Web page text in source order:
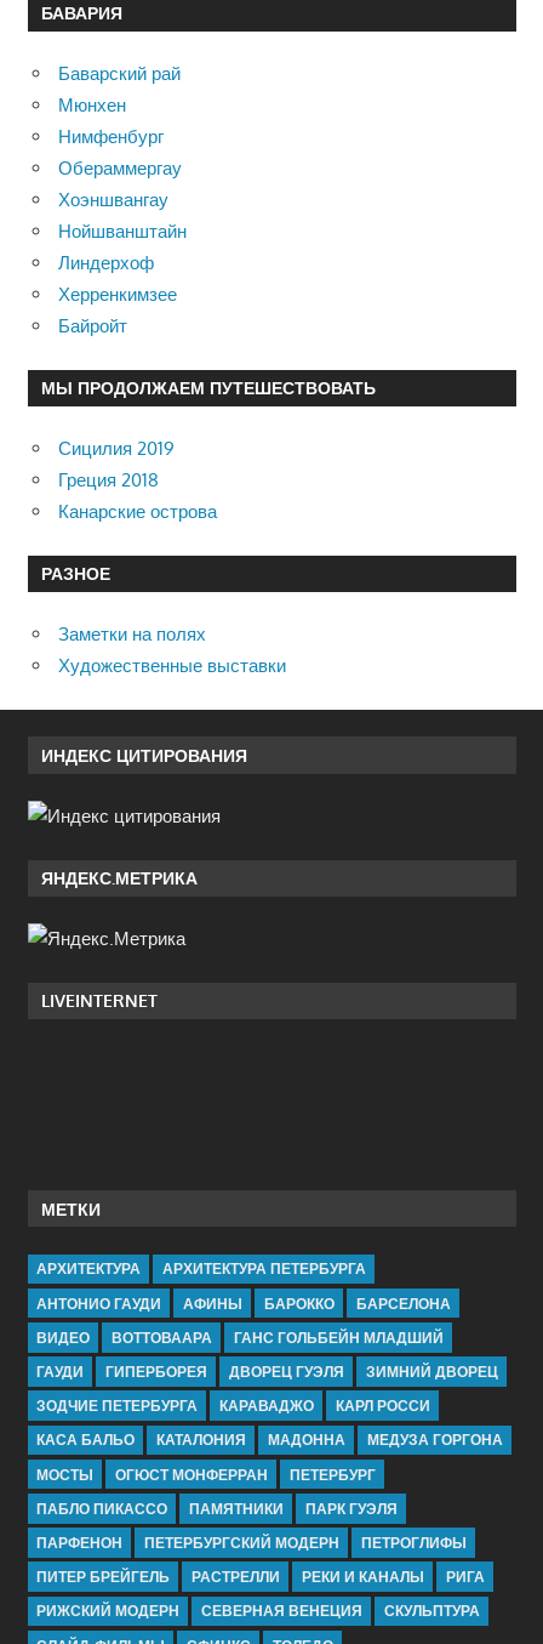
БАВАРИЯ
Баварский рай
Мюнхен
Нимфенбург
Обераммергау
Хоэншвангау
Нойшванштайн
Линдерхоф
Херренкимзее
Байройт
МЫ ПРОДОЛЖАЕМ ПУТЕШЕСТВОВАТЬ
Сицилия 2019
Греция 2018
Канарские острова
РАЗНОЕ
Заметки на полях
Художественные выставки
ИНДЕКС ЦИТИРОВАНИЯ
ЯНДЕКС.МЕТРИКА
LIVEINTERNET
МЕТКИ
АРХИТЕКТУРА
АРХИТЕКТУРА ПЕТЕРБУРГА
АНТОНИО ГАУДИ
АФИНЫ БАРОККО
БАРСЕЛОНА
ВИДЕО
ВОТТОВААРА
ГАНС ГОЛЬБЕЙН МЛАДШИЙ
ГАУДИ
ГИПЕРБОРЕЯ ДВОРЕЦ ГУЭЛЯ
ЗИМНИЙ ДВОРЕЦ
ЗОДЧИЕ ПЕТЕРБУРГА
КАРАВАДЖО
КАРЛ РОССИ
КАСА БАЛЬО
КАТАЛОНИЯ МАДОННА
МЕДУЗА ГОРГОНА
МОСТЫ
ОГЮСТ МОНФЕРРАН
ПЕТЕРБУРГ
ПАБЛО ПИКАССО
ПАМЯТНИКИ
ПАРК ГУЭЛЯ
ПАРФЕНОН
ПЕТЕРБУРГСКИЙ МОДЕРН
ПЕТРОГЛИФЫ
ПИТЕР БРЕЙГЕЛЬ
РАСТРЕЛЛИ РЕКИ И КАНАЛЫ
РИГА
РИЖСКИЙ МОДЕРН
СЕВЕРНАЯ ВЕНЕЦИЯ
СКУЛЬПТУРА